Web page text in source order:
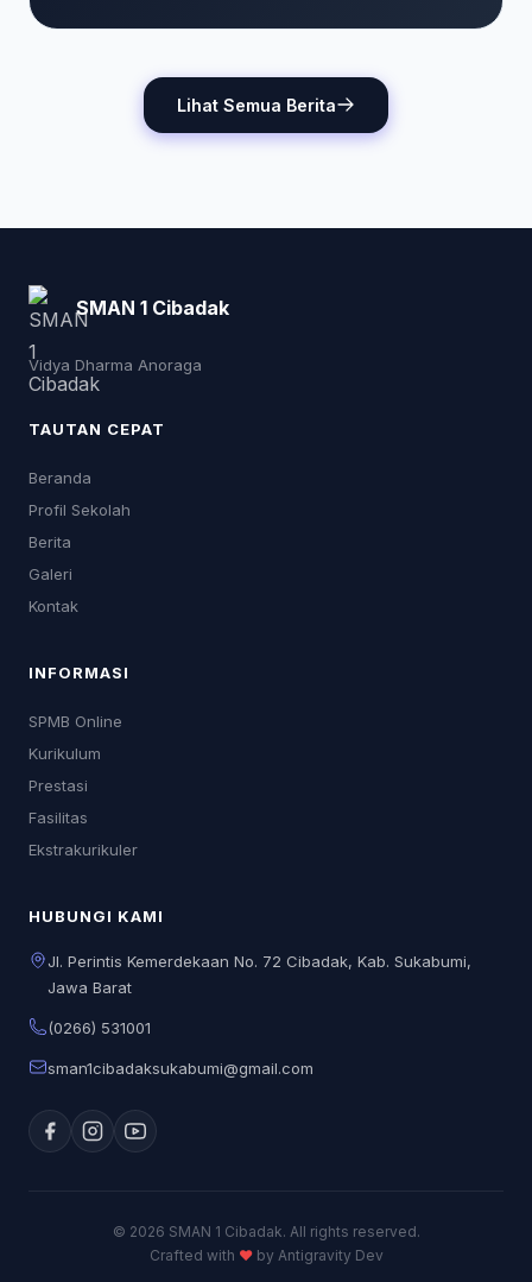
Lihat Semua Berita
SMAN 1 Cibadak
Vidya Dharma Anoraga
TAUTAN CEPAT
Beranda
Profil Sekolah
Berita
Galeri
Kontak
INFORMASI
SPMB Online
Kurikulum
Prestasi
Fasilitas
Ekstrakurikuler
HUBUNGI KAMI
Jl. Perintis Kemerdekaan No. 72 Cibadak, Kab. Sukabumi,
Jawa Barat
(0266) 531001
sman1cibadaksukabumi@gmail.com
© 2026 SMAN 1 Cibadak. All rights reserved.
Crafted with ♥by Antigravity Dev